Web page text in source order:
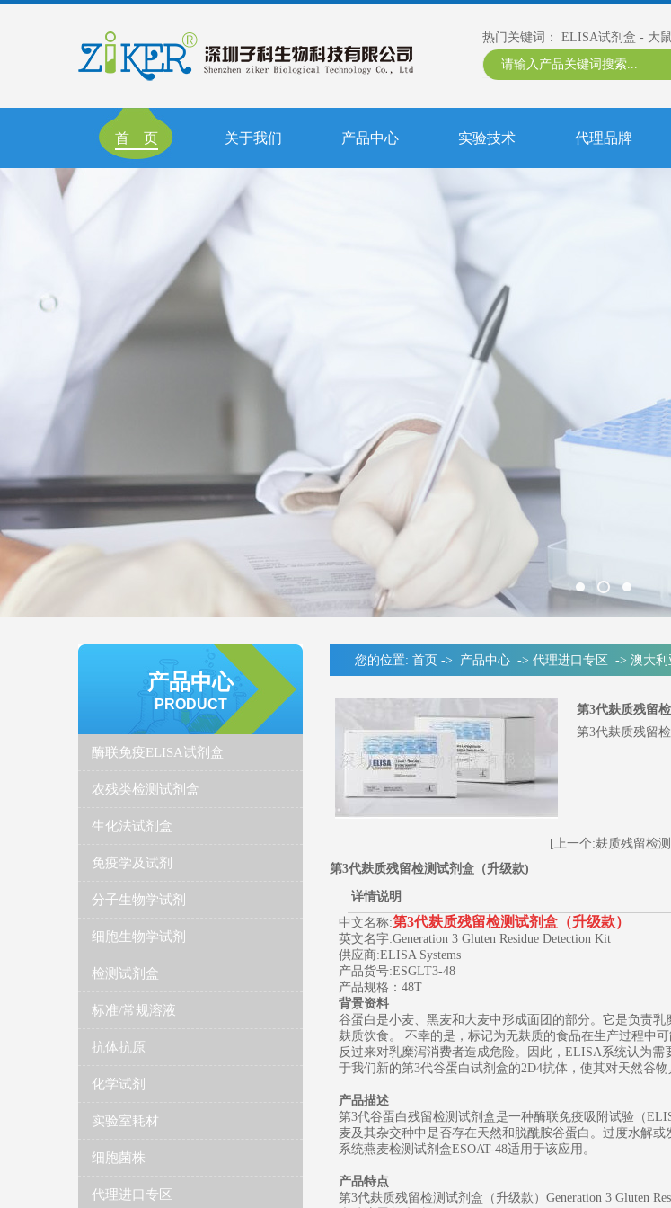
热门关键词： ELISA试剂盒 - 大
首 页 关于我们 产品中心 实验技术 代理品牌
1 2 3
产品中心
PRODUCT
酶联免疫ELISA试剂盒
农残类检测试剂盒
生化法试剂盒
免疫学及试剂
分子生物学试剂
细胞生物学试剂
检测试剂盒
标准/常规溶液
抗体抗原
化学试剂
实验室耗材
细胞菌株
代理进口专区
您的位置: 首页 -> 产品中心 -> 代理进口专区 -> 澳大利
第3代麸质残留
第3代麸质残留
[上一个:麸质残留检
第3代麸质残留检测试剂盒（升级款)
详情说明
中文名称:第3代麸质残留检测试剂盒（升级款）
英文名字:Generation 3 Gluten Residue Detection Kit
供应商:ELISA Systems
产品货号:ESGLT3-48
产品规格：48T
背景资料
谷蛋白是小麦、黑麦和大麦中形成面团的部分。它是负责
麸质饮食。 不幸的是，标记为无麸质的食品在生产过程中
反过来对乳糜泻消费者造成危险。因此，ELISA系统认为
于我们新的第3代谷蛋白试剂盒的2D4抗体，使其对天然谷
产品描述
第3代谷蛋白残留检测试剂盒是一种酶联免疫吸附试验（
麦及其杂交种中是否存在天然和脱酰胺谷蛋白。过度水解
系统燕麦检测试剂盒ESOAT-48适用于该应用。
产品特点
第3代麸质残留检测试剂盒（升级款）Generation 3 Gluten